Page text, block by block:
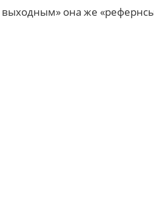
она же